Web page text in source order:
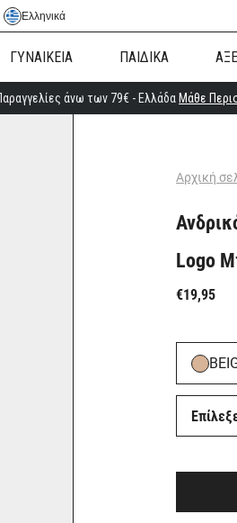
Ελληνικά
ΓΥΝΑΙΚΕΙΑ ΠΑΙΔΙΚΑ
άνω των 79€ - Ελλάδα Μάθε
Αρχική
Logo
€19,95